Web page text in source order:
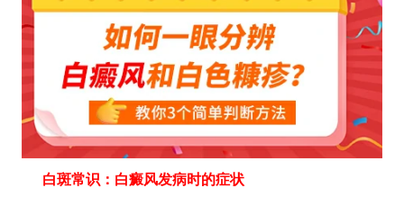
白斑常识：白癜风发病时的症状